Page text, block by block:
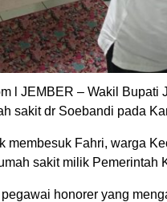
l JEMBER – Wakil Bupati
sakit dr Soebandi pada
membesuk Fahri, warga
sakit milik Pemerintah
honorer yang